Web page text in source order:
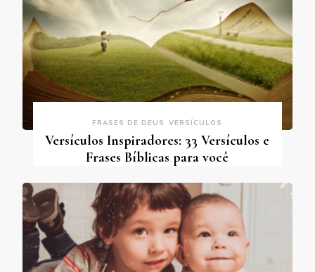
FRASES DE DEUS VERSÍCULOS
Versículos Inspiradores: 33 Versículos e
Frases Bíblicas para você